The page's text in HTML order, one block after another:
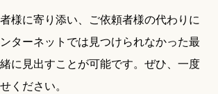
様に寄り添い、ご依頼者様の代わりに
ターネットでは見つけられなかった最
に見出すことが可能です。ぜひ、一度
ください。